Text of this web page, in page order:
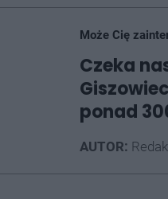
Może Cię
Czeka
ponad
AUTOR: